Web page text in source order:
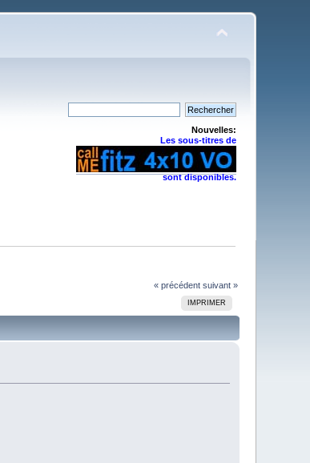
Nouvelles:
Les sous-titres de
sont disponibles.
« précédent suivant »
IMPRIMER